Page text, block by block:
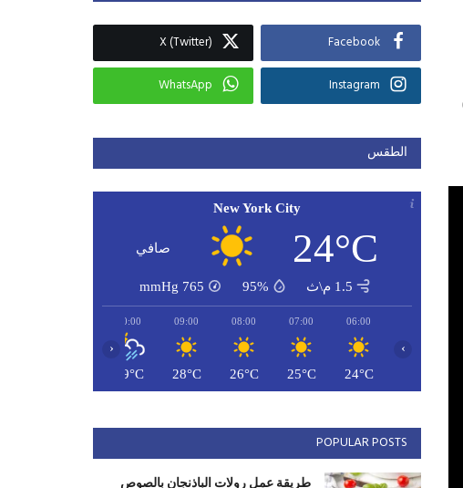
Facebook
X (Twitter)
Instagram
WhatsApp
الطقس
New York City
24°C صافي
1.5 م\ث 95%
765
mmHg
06:00
24°C
07:00
25°C
08:00
26°C
09:00
28°C
10:00
29°C
‹ ›
POPULAR POSTS
طريقة عمل رولات الباذنجان بالصوص